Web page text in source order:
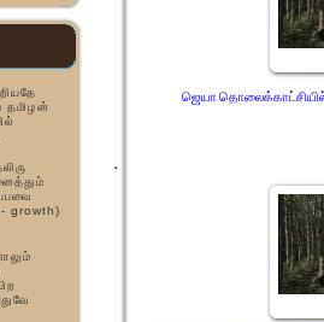
தமிழன்
growth)
ஜெயா தொலைக்காட்சியில்